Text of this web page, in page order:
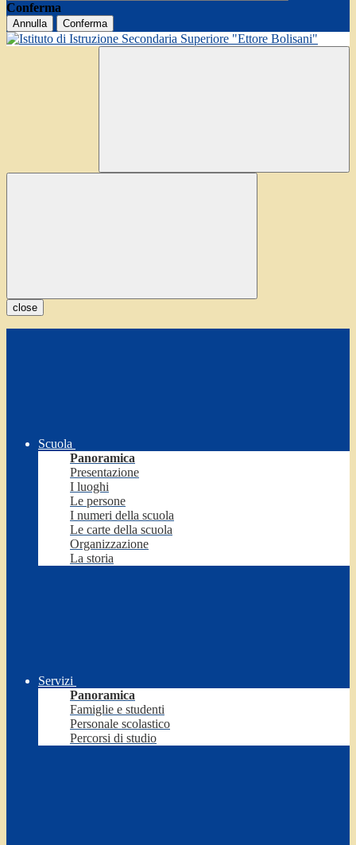
Conferma
Annulla Conferma
close
Scuola
Panoramica
Presentazione
I luoghi
Le persone
I numeri della scuola
Le carte della scuola
Organizzazione
La storia
Servizi
Panoramica
Famiglie e studenti
Personale scolastico
Percorsi di studio